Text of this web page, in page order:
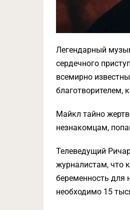
Легендарный
сердечного
всемирно
благотворителем,
Майкл тайно
незнакомцам,
Телеведущий
журналистам, что
беременность для
необходимо 15